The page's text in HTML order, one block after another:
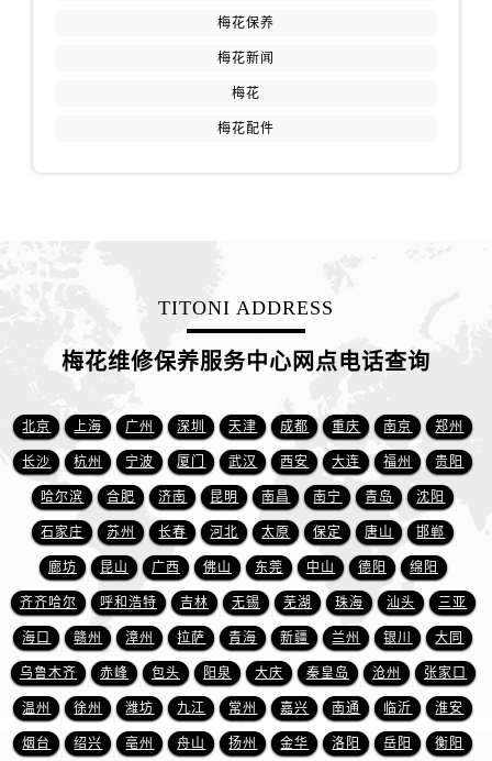
江西省南昌市红谷滩新区红谷中大道998号绿地双子塔（中央广场）A1座办公楼14层1407室售后服务中心（需提前预约）
江西省萍乡市安源区萍安北大道与康庄路交叉口售后服务中心（需提前预约）
江西省上饶市信州区滨江西路售后服务中心（需提前预约）
江西省新余市渝水区北湖西路售后服务中心（需提前预约）
江西省宜春市袁州区中山中路售后服务中心（需提前预约）
江西省鹰潭市月湖区胜利东路售后服务中心（需提前预约）
山东省德州市德城区东风中路售后服务中心（需提前预约）
山东省东营市东营区济南路售后服务中心（需提前预约）
山东省济南市历下区经十路11111号华润中心写字楼（万象城）15层1508室售后服务中心（需提前预约）
山东省济宁市任城区太白楼路售后服务中心（需提前预约）
山东省莱芜市文化南路8号银座商城名表维修一楼名表维修售后服务中心（需提前预约）
山东省临沂市兰山区解放路售后服务中心（需提前预约）
梅花保养
梅花新闻
梅花
梅花配件
TITONI ADDRESS
梅花维修保养服务中心网点电话查询
北京 上海 广州 深圳 天津 成都 重庆 南京 郑州
长沙 杭州 宁波 厦门 武汉 西安 大连 福州 贵阳
哈尔滨 合肥 济南 昆明 南昌 南宁 青岛 沈阳
石家庄 苏州 长春 河北 太原 保定 唐山 邯郸
廊坊 昆山 广西 佛山 东莞 中山 德阳 绵阳
齐齐哈尔 呼和浩特 吉林 无锡 芜湖 珠海 汕头 三亚
海口 赣州 漳州 拉萨 青海 新疆 兰州 银川 大同
乌鲁木齐 赤峰 包头 阳泉 大庆 秦皇岛 沧州 张家口
温州 徐州 潍坊 九江 常州 嘉兴 南通 临沂 淮安
烟台 绍兴 亳州 舟山 扬州 金华 洛阳 岳阳 衡阳